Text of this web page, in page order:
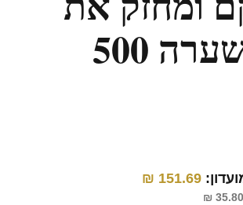
סיב השערה 500
151.69
₪
35.80
₪